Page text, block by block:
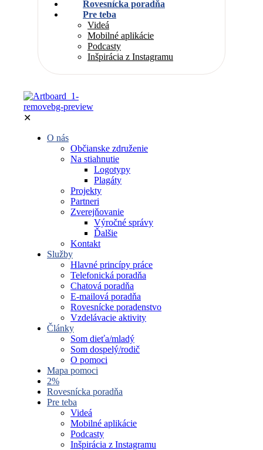
Rovesnícka poradňa
Pre teba
Videá
Mobilné aplikácie
Podcasty
Inšpirácia z Instagramu
✕
O nás
Občianske združenie
Na stiahnutie
Logotypy
Plagáty
Projekty
Partneri
Zverejňovanie
Výročné správy
Ďalšie
Kontakt
Služby
Hlavné princípy práce
Telefonická poradňa
Chatová poradňa
E-mailová poradňa
Rovesnícke poradenstvo
Vzdelávacie aktivity
Články
Som dieťa/mladý
Som dospelý/rodič
O pomoci
Mapa pomoci
2%
Rovesnícka poradňa
Pre teba
Videá
Mobilné aplikácie
Podcasty
Inšpirácia z Instagramu